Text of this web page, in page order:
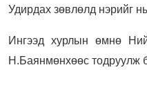
Удирдах зөвлөлд нэрийг
Ингээд хурлын өмнө
Н.Баянмөнхөөс тодруулж